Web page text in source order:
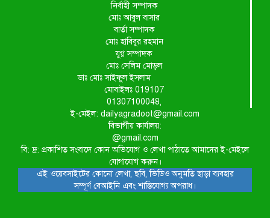
নির্বাহী সম্পাদক
মোঃ আবুল বাসার
বার্তা সম্পাদক
মোঃ হাবিবুর রহমান
যুগ্ন সম্পাদক
মোঃ সেলিম মোড়ল
ডাঃ মোঃ সাইফুল ইসলাম
মোবাইলঃ 019107
01307100048,
ই-মেইল: dailyagradoot@gmail.com
বিভাগীয় কার্যালয়:
@gmail.com
বি: দ্র: প্রকাশিত সংবাদে কোন অভিযোগ ও লেখা পাঠাতে আমাদের ই-মেইলে
যোগাযোগ করুন।
এই ওয়েবসাইটের কোনো লেখা, ছবি, ভিডিও অনুমতি ছাড়া ব্যবহার
সম্পূর্ণ বেআইনি এবং শাস্তিযোগ্য অপরাধ।